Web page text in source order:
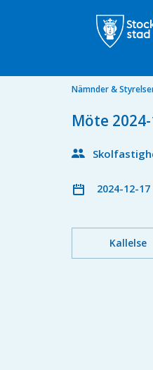
Nämnder &
Möte
2024-12-17
Kallelse